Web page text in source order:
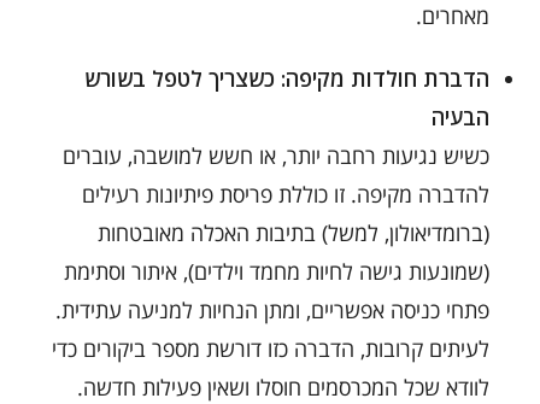
מאחרים.
הדברת חולדות מקיפה: כשצריך לטפל בשורש
הבעיה
כשיש נגיעות רחבה יותר, או חשש למושבה, עוברים
להדברה מקיפה. זו כוללת פריסת פיתיונות רעילים
(ברומדיאולון, למשל) בתיבות האכלה מאובטחות
(שמונעות גישה לחיות מחמד וילדים), איתור וסתימת
פתחי כניסה אפשריים, ומתן הנחיות למניעה עתידית.
לעיתים קרובות, הדברה כזו דורשת מספר ביקורים כדי
לוודא שכל המכרסמים חוסלו ושאין פעילות חדשה.